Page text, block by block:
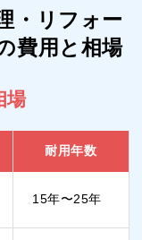
・リフォー
費用と相場
場
耐用年数
15年〜25年